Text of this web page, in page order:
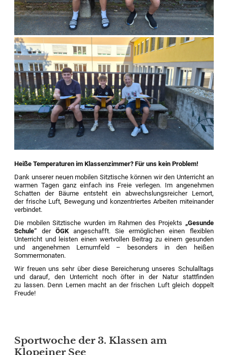
Heiße Temperaturen im Klassenzimmer? Für uns kein Problem!
Dank unserer neuen mobilen Sitztische können wir den Unterricht an
warmen Tagen ganz einfach ins Freie verlegen. Im angenehmen
Schatten der Bäume entsteht ein abwechslungsreicher Lernort,
der frische Luft, Bewegung und konzentriertes Arbeiten miteinander
verbindet.
Die mobilen Sitztische wurden im Rahmen des Projekts „Gesunde
Schule“ der ÖGKangeschafft. Sie ermöglichen einen flexiblen
Unterricht und leisten einen wertvollen Beitrag zu einem gesunden
und angenehmen Lernumfeld – besonders in den heißen
Sommermonaten.
Wir freuen uns sehr über diese Bereicherung unseres Schulalltags
und darauf, den Unterricht noch öfter in der Natur stattfinden
zu lassen. Denn Lernen macht an der frischen Luft gleich doppelt
Freude!
Sportwoche der 3. Klassen am
Klopeiner See